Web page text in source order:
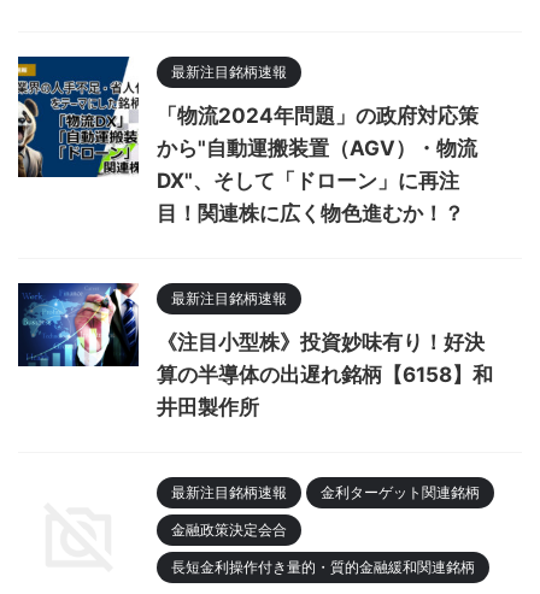
最新注目銘柄速報
「物流2024年問題」の政府対応策
から"自動運搬装置（AGV）・物流
DX"、そして「ドローン」に再注
目！関連株に広く物色進むか！？
最新注目銘柄速報
《注目小型株》投資妙味有り！好決
算の半導体の出遅れ銘柄【6158】和
井田製作所
最新注目銘柄速報 金利ターゲット関連銘柄
金融政策決定会合
長短金利操作付き量的・質的金融緩和関連銘柄